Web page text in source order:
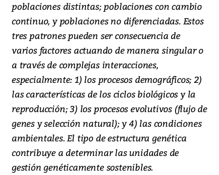
poblaciones distintas; poblaciones con cambio
continuo, y poblaciones no diferenciadas. Estos
tres patrones pueden ser consecuencia de
varios factores actuando de manera singular o
a través de complejas interacciones,
especialmente: 1) los procesos demográficos; 2)
las características de los ciclos biológicos y la
reproducción; 3) los procesos evolutivos (flujo de
genes y selección natural); y 4) las condiciones
ambientales. El tipo de estructura genética
contribuye a determinar las unidades de
gestión genéticamente sostenibles.